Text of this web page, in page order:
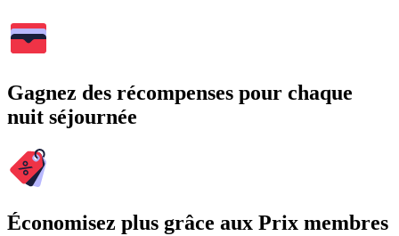
Gagnez des récompenses pour chaque
nuit séjournée
Économisez plus grâce aux Prix membres